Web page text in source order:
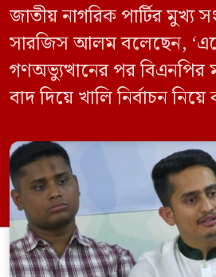
জাতীয় নাগরিক পার্টির মুখ্য
সারজিস আলম বলেছেন,
গণঅভ্যুত্থানের পর
বাদ দিয়ে খালি নির্বাচন
(২৩ মে) সামাজিক
নিজের প্রোফাইলে এক পোস্ট
করেন। সারজিস বলেন, ‘এই
বাংলাদেশের সবচেয়ে বড়